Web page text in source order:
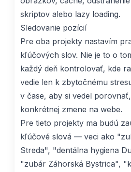
skriptov alebo lazy loading.
Sledovanie pozícií
Pre oba projekty nastavím
kľúčových slov. Nie je to o
každý deň kontrolovať, kde
vedie len k zbytočnému
v čase, aby si vedel
konkrétnej zmene na webe.
Pre tieto projekty ma budú
kľúčové slová — veci ako
Streda", "dentálna hygiena
"zubár Záhorská Bystrica",